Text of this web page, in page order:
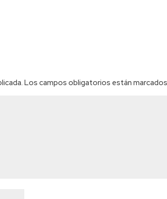
Los campos obligatorios están